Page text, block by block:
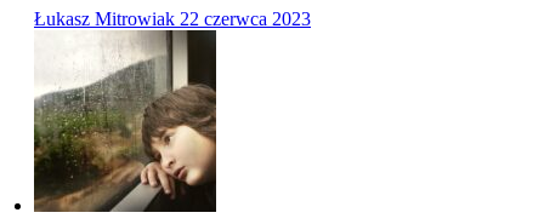
Łukasz Mitrowiak 22 czerwca 2023